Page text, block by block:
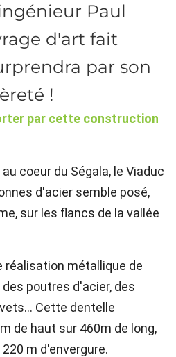
Paul
d'art fait
par son
!
par cette construction
coeur du Ségala, le Viaduc
d'acier semble posé,
sur les flancs de la vallée
réalisation métallique de
des poutres d'acier, des
Cette dentelle
de haut sur 460m de long,
m d'envergure.